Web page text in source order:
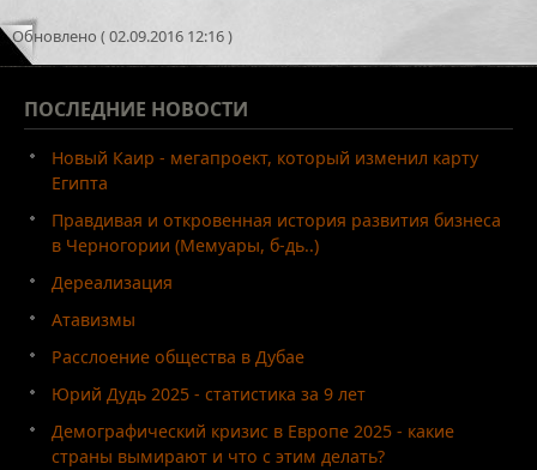
Обновлено ( 02.09.2016 12:16 )
ПОСЛЕДНИЕ НОВОСТИ
Новый Каир - мегапроект, который изменил карту
Египта
Правдивая и откровенная история развития бизнеса
в Черногории (Мемуары, б-дь..)
Дереализация
Атавизмы
Расслоение общества в Дубае
Юрий Дудь 2025 - статистика за 9 лет
Демографический кризис в Европе 2025 - какие
страны вымирают и что с этим делать?